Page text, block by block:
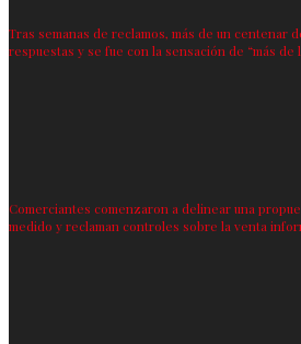
Tras semanas de reclamos, más de un centenar
respuestas y se fue con la sensación de “más de
Comerciantes comenzaron a delinear una
medido y reclaman controles sobre la venta